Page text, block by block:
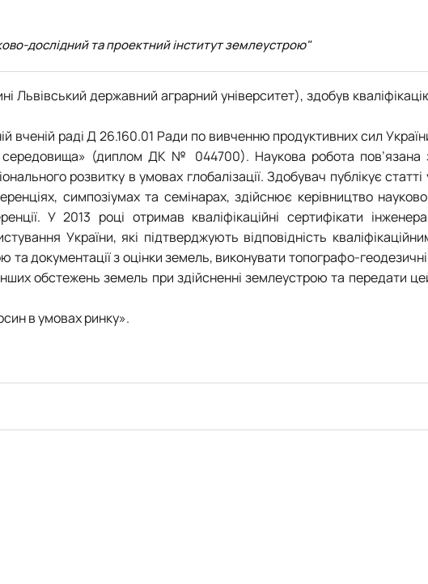
дослідний та проектний інститут землеустрою"
Львівський державний аграрний університет), здобув
вченій раді Д 26.160.01 Ради по вивченню продуктивних сил
середовища» (диплом ДК № 044700). Наукова робота пов’язана
розвитку в умовах глобалізації. Здобувач публікує статті
симпозіумах та семінарах, здійснює керівництво
У 2013 році отримав кваліфікаційні сертифікати
України, які підтверджують відповідність
документації з оцінки земель, виконувати топографо-геодезичні
обстежень земель при здійсненні землеустрою та передати
в умовах ринку».